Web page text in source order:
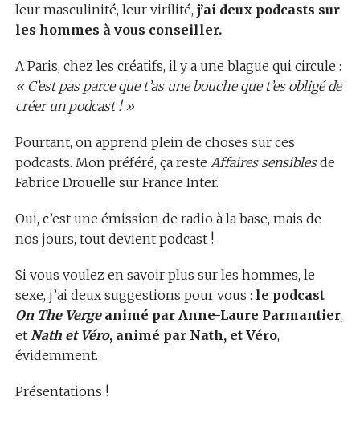
leur masculinité, leur virilité, j’ai deux podcasts sur
les hommes à vous conseiller.
A Paris, chez les créatifs, il y a une blague qui circule :
« C’est pas parce que t’as une bouche que t’es obligé de
créer un podcast ! »
Pourtant, on apprend plein de choses sur ces
podcasts. Mon préféré, ça reste Affaires sensiblesde
Fabrice Drouelle sur France Inter.
Oui, c’est une émission de radio à la base, mais de
nos jours, tout devient podcast !
Si vous voulez en savoir plus sur les hommes, le
sexe, j’ai deux suggestions pour vous : le podcast
On The Vergeanimé par Anne-Laure Parmantier,
et Nath et Véro, animé par Nath, et Véro,
évidemment.
Présentations !